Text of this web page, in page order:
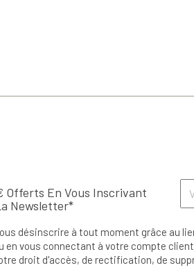
Offerts En Vous Inscrivant
Newsletter*
désinscrire à tout moment grâce au
en vous connectant à votre compte
droit d'accès, de rectification, de